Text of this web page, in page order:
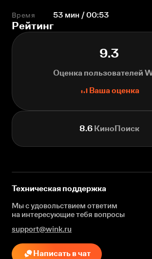
Время 53 мин / 00:53
Рейтинг
9.3
Оценка пользователей
Ваша оценка
8.6КиноПоиск
Техническая поддержка
Мы с удовольствием ответим
на интересующиетебя вопросы
support@wink.ru
Написать в чат